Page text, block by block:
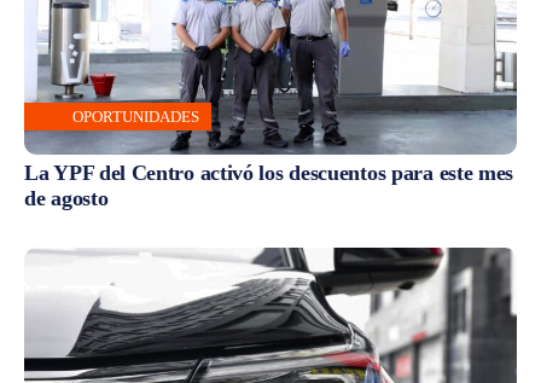
OPORTUNIDADES
La YPF del Centro activó los descuentos para este mes
de agosto